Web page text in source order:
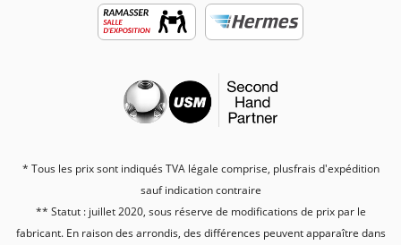
* Tous les prix sont indiqués TVA légale comprise, plusfrais d'expédition
sauf indication contraire
** Statut : juillet 2020, sous réserve de modifications de prix par le
fabricant. En raison des arrondis, des différences peuvent apparaître dans